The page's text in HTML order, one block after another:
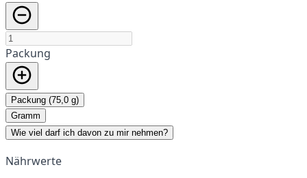
Packung
Packung (75,0 g)
Gramm
Wie viel darf ich davon zu mir nehmen?
Nährwerte